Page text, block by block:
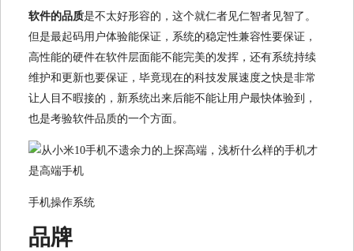
软件的品质是不太好形容的，这个就仁者见仁智者见智了。
但是最起码用户体验能保证，系统的稳定性兼容性要保证，
高性能的硬件在软件层面能不能完美的发挥，还有系统持续
维护和更新也要保证，毕竟现在的科技发展速度之快是非常
让人目不暇接的，新系统出来后能不能让用户最快体验到，
也是考验软件品质的一个方面。
手机操作系统
品牌